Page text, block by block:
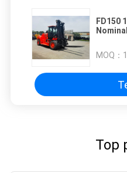
FD150
MOQ：
Top